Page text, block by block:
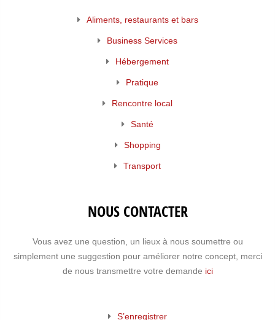
Aliments, restaurants et bars
Business Services
Hébergement
Pratique
Rencontre local
Santé
Shopping
Transport
NOUS CONTACTER
Vous avez une question, un lieux à nous soumettre ou
simplement une suggestion pour améliorer notre concept, merci
de nous transmettre votre demande ici
S’enregistrer